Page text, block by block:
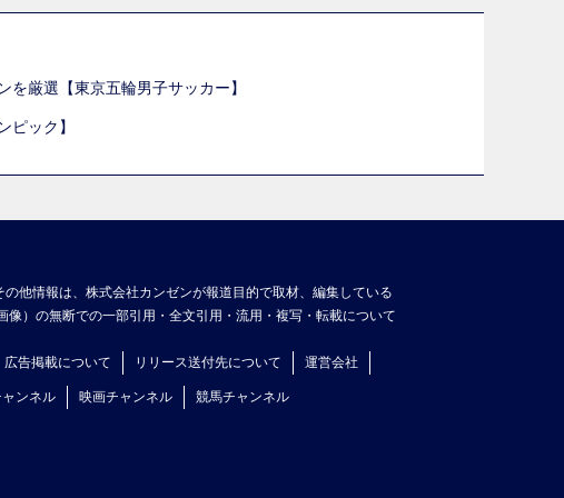
厳選【東京五輪男子サッカー】
ック】
他情報は、株式会社カンゼンが報道目的で取材、編集している
）の無断での一部引用・全文引用・流用・複写・転載について
広告掲載について リリース送付先について 運営会社
ンネル 映画チャンネル 競馬チャンネル